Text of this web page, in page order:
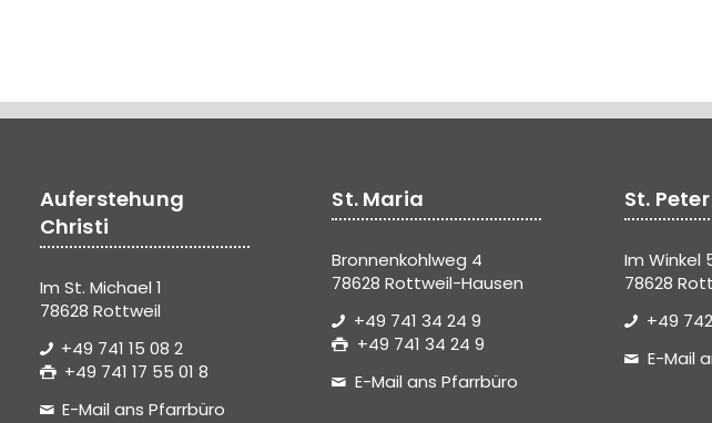
Auferstehung
Christi
Im St. Michael 1
78628 Rottweil
+49 741 15 08 2
+49 741 17 55 01 8
E-Mail ans Pfarrbüro
St. Maria
Bronnenkohlweg 4
78628 Rottweil-Hausen
+49 741 34 24 9
+49 741 34 24 9
E-Mail ans Pfarrbüro
St.
Im Winkel
78628
+49
E-Mail